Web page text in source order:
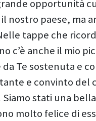
opportunità
nostro paese, ma
tappe che
c’è anche il mio
Te sostenuta e
e convinto del
Siamo stati una bella
molto felice di